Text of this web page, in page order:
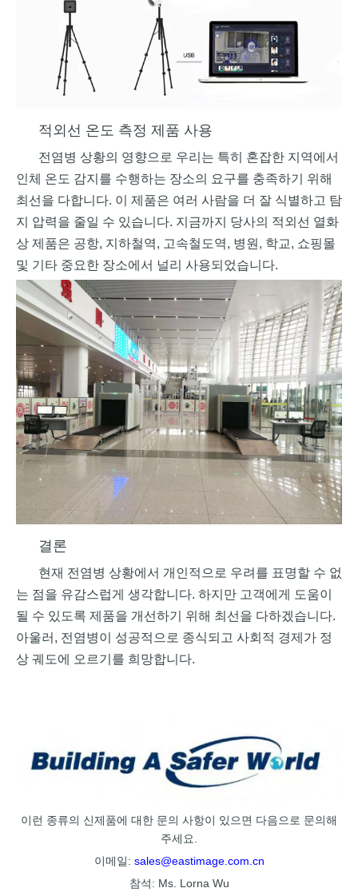
적외선 온도 측정 제품 사용
전염병 상황의 영향으로 우리는 특히 혼잡한 지역에서
인체 온도 감지를 수행하는 장소의 요구를 충족하기 위해
최선을 다합니다. 이 제품은 여러 사람을 더 잘 식별하고 탐
지 압력을 줄일 수 있습니다. 지금까지 당사의 적외선 열화
상 제품은 공항, 지하철역, 고속철도역, 병원, 학교, 쇼핑몰
및 기타 중요한 장소에서 널리 사용되었습니다.
결론
현재 전염병 상황에서 개인적으로 우려를 표명할 수 없
는 점을 유감스럽게 생각합니다. 하지만 고객에게 도움이
될 수 있도록 제품을 개선하기 위해 최선을 다하겠습니다.
아울러, 전염병이 성공적으로 종식되고 사회적 경제가 정
상 궤도에 오르기를 희망합니다.
이런 종류의 신제품에 대한 문의 사항이 있으면 다음으로 문의해
주세요.
이메일: sales@eastimage.com.cn
참석: Ms. Lorna Wu